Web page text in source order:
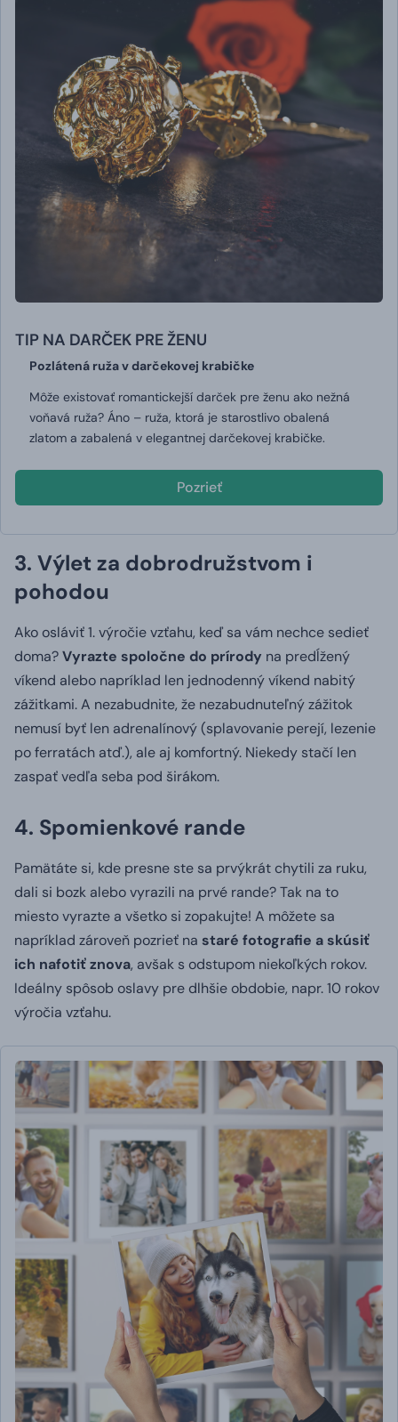
TIP NA DARČEK PRE ŽENU
Pozlátená ruža v darčekovej krabičke
Môže existovať romantickejší darček pre ženu ako nežná
voňavá ruža? Áno – ruža, ktorá je starostlivo obalená
zlatom a zabalená v elegantnej darčekovej krabičke.
Pozrieť
3. Výlet za dobrodružstvom i
pohodou
Ako osláviť 1. výročie vzťahu, keď sa vám nechce sedieť
doma?Vyrazte spoločne do prírody na predĺžený
víkend alebo napríklad len jednodenný víkend nabitý
zážitkami.A nezabudnite, že nezabudnuteľný zážitok
nemusí byť len adrenalínový (splavovanie perejí, lezenie
po ferratách atď.), ale aj komfortný. Niekedy stačí len
zaspať vedľa seba pod širákom.
4. Spomienkové rande
Pamätáte si, kde presne ste sa prvýkrát chytili za ruku,
dali si bozk alebo vyrazili na prvé rande?Tak na to
miesto vyrazte a všetko si zopakujte! A môžete sa
napríklad zároveň pozrieť na staré fotografie a skúsiť
ich nafotiť znova, avšak s odstupom niekoľkých rokov.
Ideálny spôsob oslavy pre dlhšie obdobie, napr. 10 rokov
výročia vzťahu.